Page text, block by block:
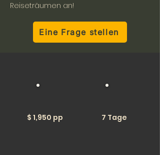
Reiseträumen an!
Eine Frage stellen
$ 1,950 pp 7 Tage